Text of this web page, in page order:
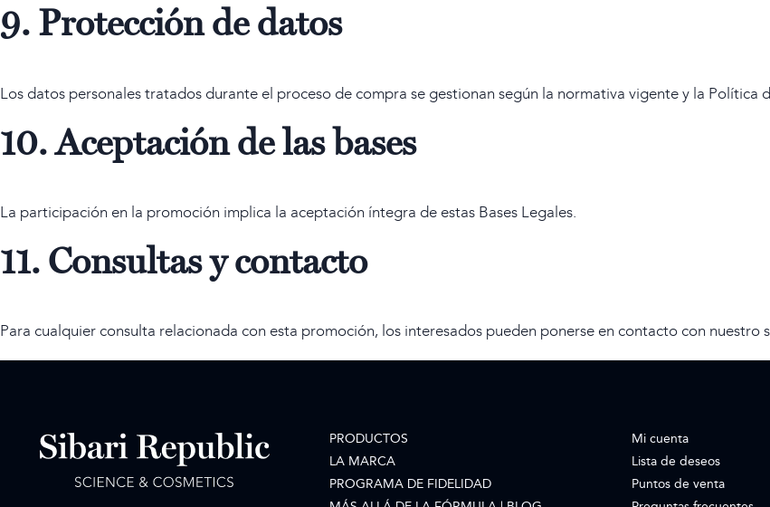
9. Protección de datos
Los datos personales tratados durante el proceso de compra se gestionan según la normativa vigente y la Política
10. Aceptación de las bases
La participación en la promoción implica la aceptación íntegra de estas Bases Legales.
11. Consultas y contacto
Para cualquier consulta relacionada con esta promoción, los interesados pueden ponerse en contacto con nuestro
PRODUCTOS
LA MARCA
PROGRAMA DE FIDELIDAD
Mi cuenta
Lista de deseos
Puntos de venta